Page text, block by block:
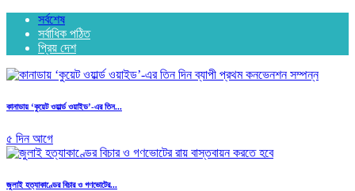
সর্বশেষ
সর্বাধিক পঠিত
প্রিয় দেশ
কানাডায় ‘কুয়েট ওয়ার্ল্ড ওয়াইড’-এর তিন...
৫ দিন আগে
জুলাই হত্যাকাণ্ডের বিচার ও গণভোটের...